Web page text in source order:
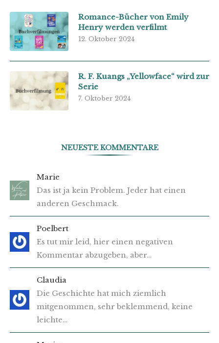
Romance-Bücher von Emily
Henry werden verfilmt
12. Oktober 2024
R. F. Kuangs „Yellowface“ wird zur
Serie
7. Oktober 2024
NEUESTE KOMMENTARE
Marie
Das ist ja kein Problem. Jeder hat einen
anderen Geschmack.
Poelbert
Es tut mir leid, hier einen negativen
Kommentar abzugeben, aber…
Claudia
Die Geschichte hat mich ziemlich
mitgenommen, sehr beklemmend, keine
leichte…